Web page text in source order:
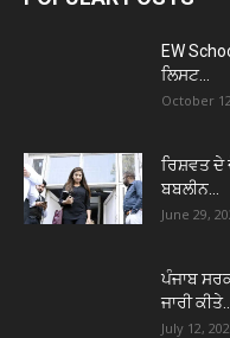
EW
ਲਿਸਟ...
October
ਰਿਸ਼ਵਤ ਦੇ
ਬਬਲੀਨ...
June 29,
ਪੰਜਾਬ
ਜਾਰੀ ਕੀਤੇ...
July 12,